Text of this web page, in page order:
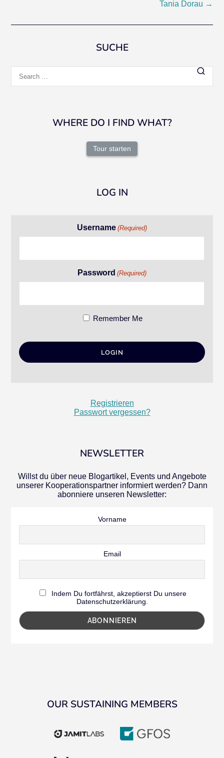
Tania Dorau →
SUCHE
for:
WHERE DO I FIND WHAT?
Tour starten
LOG IN
Username (Required)
Password (Required)
Remember Me
Registrieren
Passwort vergessen?
NEWSLETTER
Willst du über neue Blogartikel, Events und Angebote
unserer Kooperationspartner informiert werden? Dann
abonniere unseren Newsletter:
Vorname
Email
Indem Du fortfährst, akzeptierst Du unsere
Datenschutzerklärung.
OUR SUSTAINING MEMBERS